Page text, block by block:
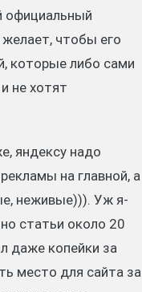
официальный
чтобы его
которые либо сами
не хотят
яндексу надо
на главной, а
неживые))). Уж я-
статьи около 20
даже копейки за
место для сайта за